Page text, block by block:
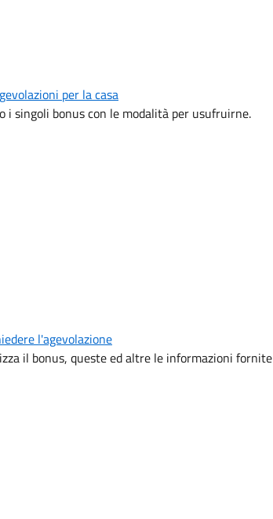
per la casa
singoli bonus con le modalità per usufruirne.
l'agevolazione
il bonus, queste ed altre le informazioni fornite